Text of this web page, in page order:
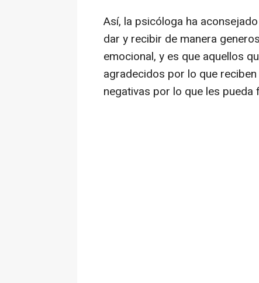
Así, la psicóloga ha
dar y recibir de manera
emocional, y es que aquellos
agradecidos por lo que
negativas por lo que les pueda